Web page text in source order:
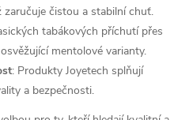
čistou a stabilní chuť.
tabákových příchutí přes
mentolové varianty.
: Produkty Joyetech splňují
a bezpečnosti.